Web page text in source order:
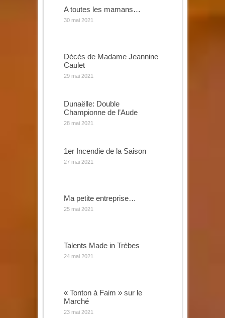
A toutes les mamans…
30 mai 2021
Décès de Madame Jeannine
Caulet
29 mai 2021
Dunaëlle: Double
Championne de l’Aude
28 mai 2021
1er Incendie de la Saison
27 mai 2021
Ma petite entreprise…
25 mai 2021
Talents Made in Trèbes
24 mai 2021
« Tonton à Faim » sur le
Marché
23 mai 2021